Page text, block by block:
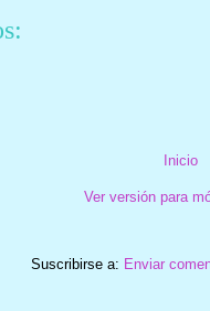
Inicio
Ver versión para
Suscribirse a: Enviar